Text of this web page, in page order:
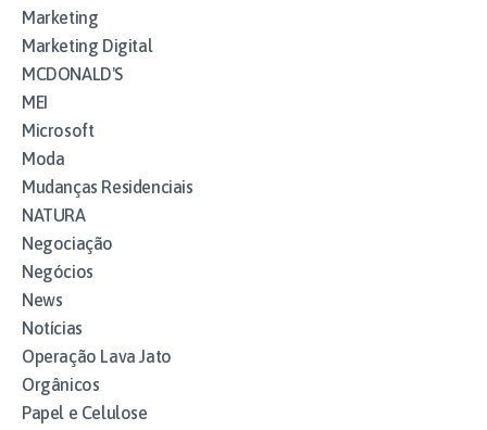
Marketing
Marketing Digital
MCDONALD'S
MEI
Microsoft
Moda
Mudanças Residenciais
NATURA
Negociação
Negócios
News
Notícias
Operação Lava Jato
Orgânicos
Papel e Celulose